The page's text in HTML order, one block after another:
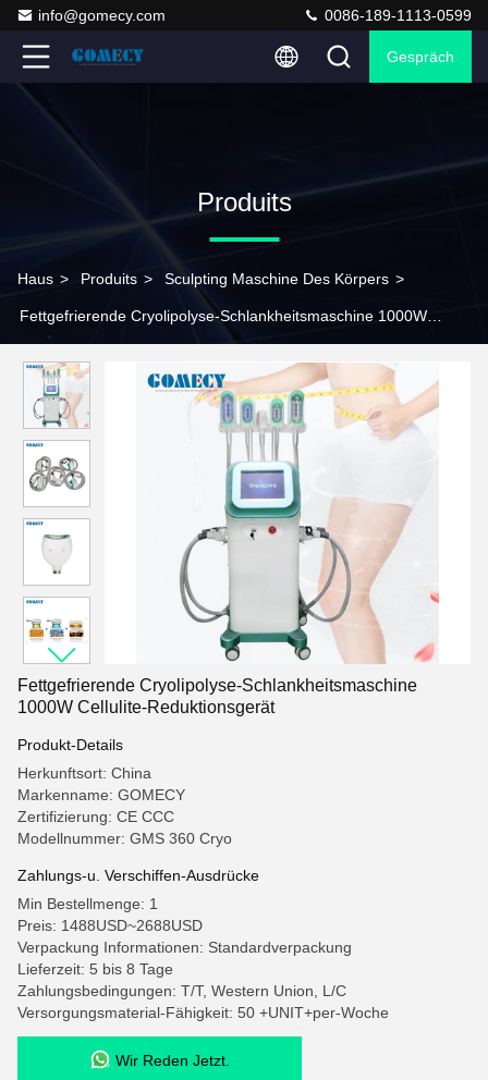
info@gomecy.com 0086-189-1113-0599
Gespräch
Produits
Haus > Produits > Sculpting Maschine Des Körpers >
Fettgefrierende Cryolipolyse-Schlankheitsmaschine 1000W
Fettgefrierende Cryolipolyse-Schlankheitsmaschine
1000W Cellulite-Reduktionsgerät
Produkt-Details
Herkunftsort: China
Markenname: GOMECY
Zertifizierung: CE CCC
Modellnummer: GMS 360 Cryo
Zahlungs-u. Verschiffen-Ausdrücke
Min Bestellmenge: 1
Preis: 1488USD~2688USD
Verpackung Informationen: Standardverpackung
Lieferzeit: 5 bis 8 Tage
Zahlungsbedingungen: T/T, Western Union, L/C
Versorgungsmaterial-Fähigkeit: 50 +UNIT+per-Woche
Wir Reden Jetzt.